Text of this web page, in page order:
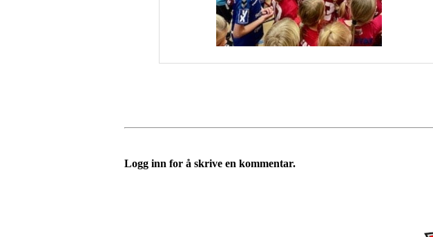
Logg inn for å skrive en kommentar.